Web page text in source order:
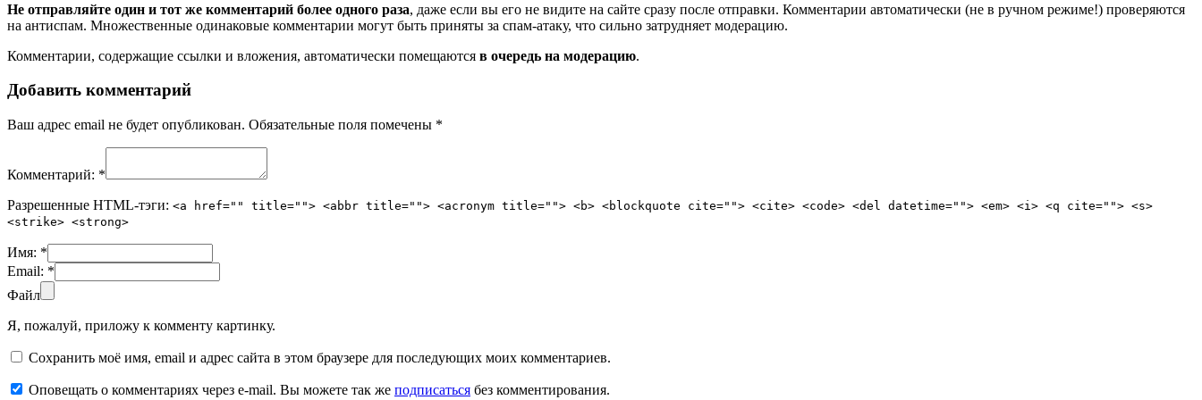
Не отправляйте один и тот же комментарий более одного раза, даже если вы его не видите на сайте сразу после отправки. Комментарии автоматически (не в ручном режиме!) проверяются
на антиспам. Множественные одинаковые комментарии могут быть приняты за спам-атаку, что сильно затрудняет модерацию.
Комментарии, содержащие ссылки и вложения, автоматически помещаются в очередь на модерацию.
Добавить комментарий
Ваш адрес email не будет опубликован. Обязательные поля помечены *
Комментарий: *
Разрешенные HTML-тэги: <a href="" title=""> <abbr title=""> <acronym title=""> <b> <blockquote cite=""> <cite> <code> <del datetime=""> <em> <i> <q cite=""> <s>
<strike> <strong>
Имя: *
Email: *
Файл
Я, пожалуй, приложу к комменту картинку.
Сохранить моё имя, email и адрес сайта в этом браузере для последующих моих комментариев.
Оповещать о комментариях через e-mail. Вы можете так же подписаться без комментирования.